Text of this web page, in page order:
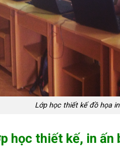
Lớp học thiết kế đồ họa
học thiết kế, in